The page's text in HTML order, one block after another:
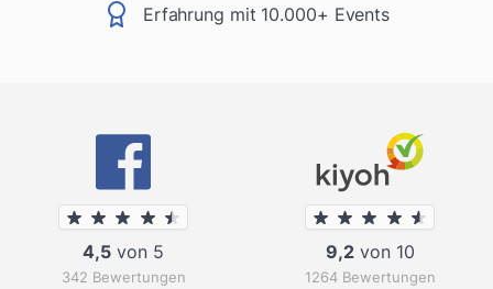
Erfahrung mit 10.000+ Events
4,5 von 5
342 Bewertungen
9,2von 10
1264 Bewertungen